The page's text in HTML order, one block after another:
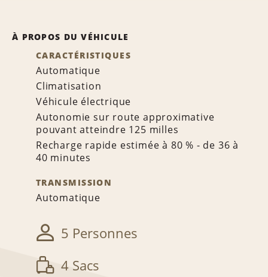
À PROPOS DU VÉHICULE
CARACTÉRISTIQUES
Automatique
Climatisation
Véhicule électrique
Autonomie sur route approximative
pouvant atteindre 125 milles
Recharge rapide estimée à 80 % - de 36 à
40 minutes
TRANSMISSION
Automatique
5 Personnes
4 Sacs